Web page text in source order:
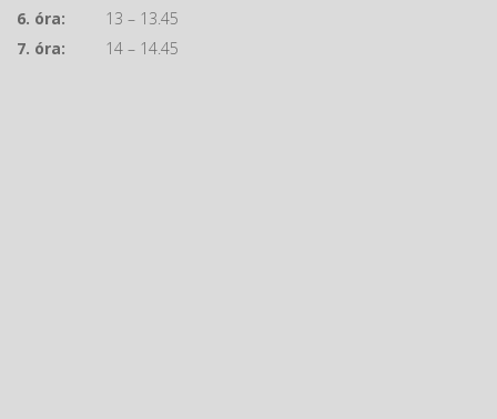
6. óra: 13 – 13.45
7. óra: 14 – 14.45